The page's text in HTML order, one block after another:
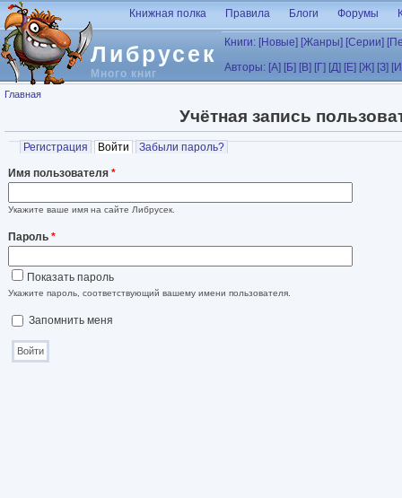
Перейти к основному содержанию
Либрусек
Много книг
Книжная полка Правила Блоги Форумы
Книги: [Новые] [Жанры] [Серии]
Авторы: [А] [Б] [В] [Г] [Д] [Е] [Ж] [З]
Вы здесь
Главная
Учётная запись
Главные вкладки
Регистрация Войти (активная вкладка)
Забыли пароль?
Имя пользователя *
Укажите ваше имя на сайте Либрусек.
Пароль *
Показать пароль
Укажите пароль, соответствующий вашему имени пользователя.
Запомнить меня